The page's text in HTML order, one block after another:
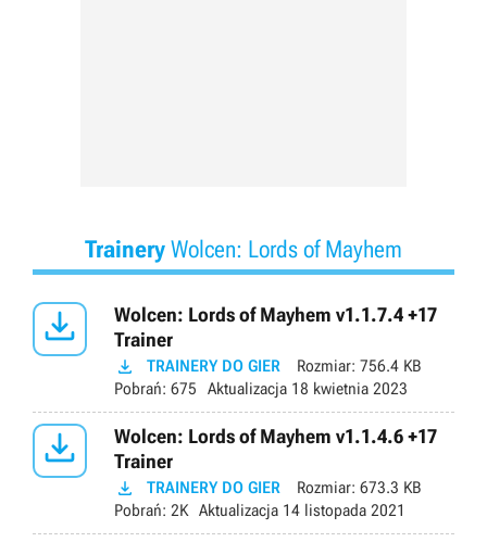
Trainery Wolcen: Lords of Mayhem

Wolcen: Lords of Mayhem v1.1.7.4 +17
Trainer
 TRAINERY DO GIER Rozmiar: 756.4 KB
Pobrań: 675 Aktualizacja 18 kwietnia 2023

Wolcen: Lords of Mayhem v1.1.4.6 +17
Trainer
 TRAINERY DO GIER Rozmiar: 673.3 KB
Pobrań: 2K Aktualizacja 14 listopada 2021